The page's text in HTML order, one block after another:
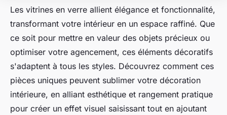
Les vitrines en verre allient élégance et fonctionnalité,
transformant votre intérieur en un espace raffiné. Que
ce soit pour mettre en valeur des objets précieux ou
optimiser votre agencement, ces éléments décoratifs
s'adaptent à tous les styles. Découvrez comment ces
pièces uniques peuvent sublimer votre décoration
intérieure, en alliant esthétique et rangement pratique
pour créer un effet visuel saisissant tout en ajoutant